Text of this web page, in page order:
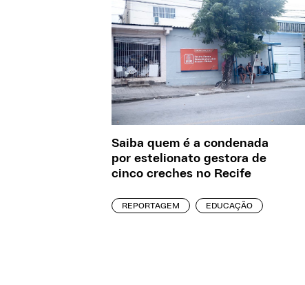
Saiba quem é a condenada
por estelionato gestora de
cinco creches no Recife
REPORTAGEM EDUCAÇÃO